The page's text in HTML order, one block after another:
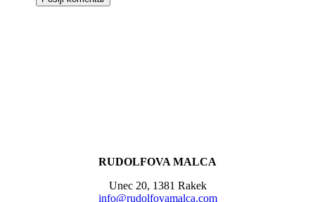
RUDOLFOVA MALCA
Unec 20, 1381 Rakek
info@rudolfovamalca.com